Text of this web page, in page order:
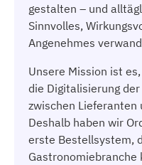
gestalten – und
Sinnvolles,
Angenehmes
Unsere Mission ist
die Digitalisierung
zwischen Lieferanten
Deshalb haben wir
erste Bestellsystem,
Gastronomiebranche